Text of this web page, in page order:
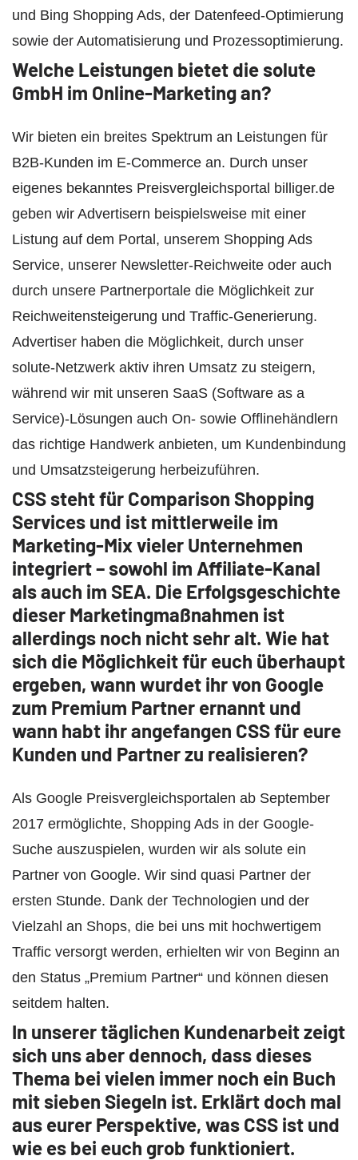
und Bing Shopping Ads, der Datenfeed-Optimierung
sowie der Automatisierung und Prozessoptimierung.
Welche Leistungen bietet die solute
GmbH im Online-Marketing an?
Wir bieten ein breites Spektrum an Leistungen für
B2B-Kunden im E-Commerce an. Durch unser
eigenes bekanntes Preisvergleichsportal billiger.de
geben wir Advertisern beispielsweise mit einer
Listung auf dem Portal, unserem Shopping Ads
Service, unserer Newsletter-Reichweite oder auch
durch unsere Partnerportale die Möglichkeit zur
Reichweitensteigerung und Traffic-Generierung.
Advertiser haben die Möglichkeit, durch unser
solute-Netzwerk aktiv ihren Umsatz zu steigern,
während wir mit unseren SaaS (Software as a
Service)-Lösungen auch On- sowie Offlinehändlern
das richtige Handwerk anbieten, um Kundenbindung
und Umsatzsteigerung herbeizuführen.
CSS steht für Comparison Shopping
Services und ist mittlerweile im
Marketing-Mix vieler Unternehmen
integriert – sowohl im Affiliate-Kanal
als auch im SEA. Die Erfolgsgeschichte
dieser Marketingmaßnahmen ist
allerdings noch nicht sehr alt. Wie hat
sich die Möglichkeit für euch überhaupt
ergeben, wann wurdet ihr von Google
zum Premium Partner ernannt und
wann habt ihr angefangen CSS für eure
Kunden und Partner zu realisieren?
Als Google Preisvergleichsportalen ab September
2017 ermöglichte, Shopping Ads in der Google-
Suche auszuspielen, wurden wir als solute ein
Partner von Google. Wir sind quasi Partner der
ersten Stunde. Dank der Technologien und der
Vielzahl an Shops, die bei uns mit hochwertigem
Traffic versorgt werden, erhielten wir von Beginn an
den Status „Premium Partner“ und können diesen
seitdem halten.
In unserer täglichen Kundenarbeit zeigt
sich uns aber dennoch, dass dieses
Thema bei vielen immer noch ein Buch
mit sieben Siegeln ist. Erklärt doch mal
aus eurer Perspektive, was CSS ist und
wie es bei euch grob funktioniert.